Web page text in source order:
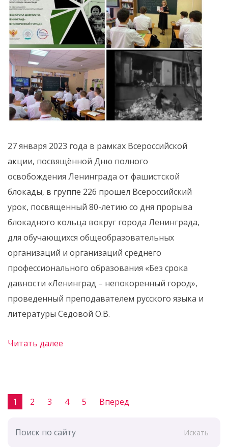
27 января 2023 года в рамках Всероссийской
акции, посвящённой Дню полного
освобождения Ленинграда от фашистской
блокады, в группе 226 прошел Всероссийский
урок, посвященный 80-летию со дня прорыва
блокадного кольца вокруг города Ленинграда,
для обучающихся общеобразовательных
организаций и организаций среднего
профессионального образования «Без срока
давности «Ленинград – непокоренный город»,
проведенный преподавателем русского языка и
литературы Седовой О.В.
Читать далее
1 2 3 4 5 Вперед
Искать